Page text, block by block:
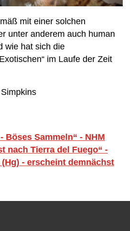
mit einer solchen
unter anderem auch human
wie hat sich die
im Laufe der Zeit
Böses Sammeln“ - NHM
nach Tierra del Fuego“ -
- erscheint demnächst